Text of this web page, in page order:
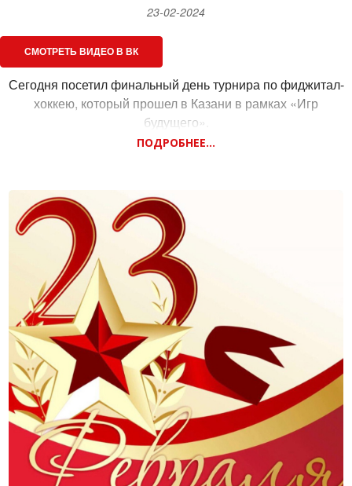
23-02-2024
СМОТРЕТЬ ВИДЕО В ВК
Сегодня посетил финальный день турнира по фиджитал-
хоккею, который прошел в Казани в рамках «Игр
будущего».
Хоккей в формате «фиджитал» проверяет навыки
Счет двух этапов суммируется.
Этот современный вид спорта набирает популярность.
Сейчас дети и молодежь увлекаются компьютерными
играми, а фиджитал-спорт, включающий помимо
виртуальных еще и реальные соревнования, способствует
не только интеллектуальному развитию детей и молодежи,
но и физическому.
«Игры будущего» показывают большой интерес к такому
формату как со стороны молодых спортсменов, так
зрителей.
За первое место в фиджитал-хоккее на «Играх будущего»
боролись российские команды «Cosmos х17» и «Liga Pro
Team» — победу одержала последняя.
А команда из Татарстана «Ак Барс» в борьбе за третье
место обошла команду «Baltic Select», состоящую из
спортсменов из стран Прибалтики.
ПОДРОБНЕЕ...